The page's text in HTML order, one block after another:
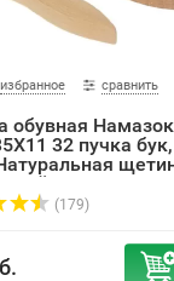
избранное сравнить
обувная Намазок
32 пучка бук,
тёмная /
(179)